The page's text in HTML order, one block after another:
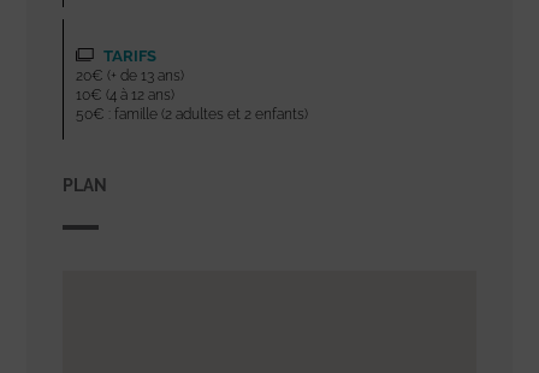
TARIFS
20€ (+ de 13 ans)
10€ (4 à 12 ans)
50€ : famille (2 adultes et 2 enfants)
PLAN